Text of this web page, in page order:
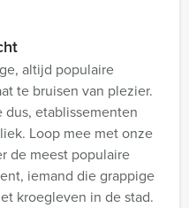
altijd populaire
te bruisen van plezier.
etablissementen
Loop mee met onze
de meest populaire
iemand die grappige
kroegleven in de stad.